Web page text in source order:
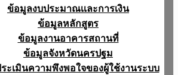
ข้อมูลงบประมาณเเละการเงิน
ข้อมูลหลักสูตร
ข้อมูลงานอาคารสถานที่
ข้อมูลจังหวัดนครปฐม
ะเมินความพึงพอใจของผู้ใช้งานระบบ